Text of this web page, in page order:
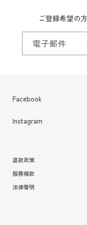
ご登録希望の
電子郵件
Facebook
Instagram
退款政策
服務條款
法律聲明